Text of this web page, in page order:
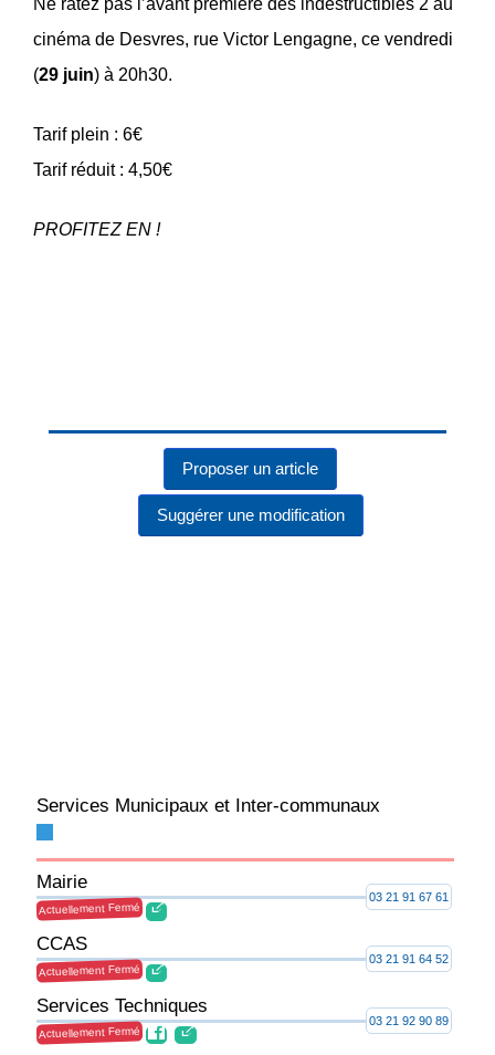
cinéma de Desvres, rue Victor Lengagne, ce vendredi
(29 juin) à 20h30.
Tarif plein : 6€
Tarif réduit : 4,50€
PROFITEZ EN !
Proposer un article
Suggérer une modification
Services Municipaux et Inter-communaux
Mairie
Actuellement Fermé
03 21 91 67 61
CCAS
Actuellement Fermé
03 21 91 64 52
Services Techniques
Actuellement Fermé
03 21 92 90 89